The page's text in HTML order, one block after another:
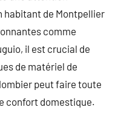
habitant de Montpellier
comme
il est crucial de
de matériel de
peut faire toute
confort domestique.